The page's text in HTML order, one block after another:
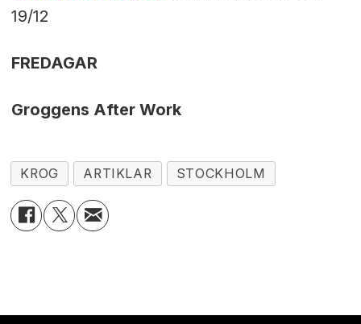
19/12
FREDAGAR
Groggens After Work
KROG ARTIKLAR STOCKHOLM